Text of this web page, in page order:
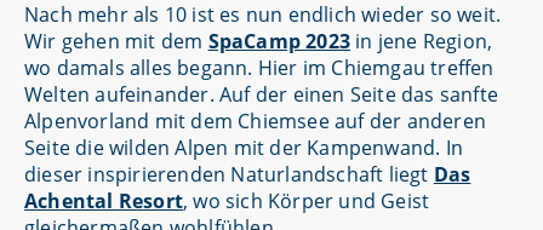
Nach mehr als 10 ist es nun endlich wieder so weit.
Wir gehen mit dem SpaCamp 2023 in jene Region,
wo damals alles begann. Hier im Chiemgau treffen
Welten aufeinander. Auf der einen Seite das sanfte
Alpenvorland mit dem Chiemsee auf der anderen
Seite die wilden Alpen mit der Kampenwand. In
dieser inspirierenden Naturlandschaft liegt Das
Achental Resort, wo sich Körper und Geist